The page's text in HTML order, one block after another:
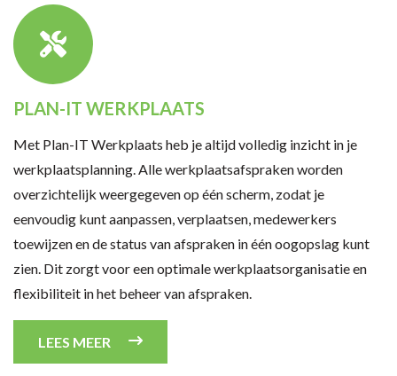
PLAN-IT WERKPLAATS
Met Plan-IT Werkplaats heb je altijd volledig inzicht in je
werkplaatsplanning. Alle werkplaatsafspraken worden
overzichtelijk weergegeven op één scherm, zodat je
eenvoudig kunt aanpassen, verplaatsen, medewerkers
toewijzen en de status van afspraken in één oogopslag kunt
zien. Dit zorgt voor een optimale werkplaatsorganisatie en
flexibiliteit in het beheer van afspraken.
LEES MEER